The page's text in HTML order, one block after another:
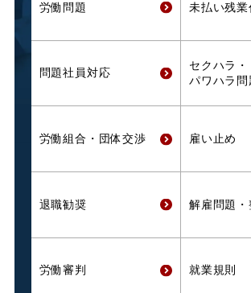
労働問題 未払い残業
問題社員対応
セクハラ・
パワハラ問
労働組合・ 団体交渉 雇い止め
退職勧奨 解雇問題・
労働審判 就業規則